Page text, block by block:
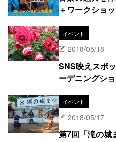
＋ワークショ
イベント
2018/05/18
SNS映えスポ
ーデニングシ
イベント
2018/05/17
第7回「滝の城